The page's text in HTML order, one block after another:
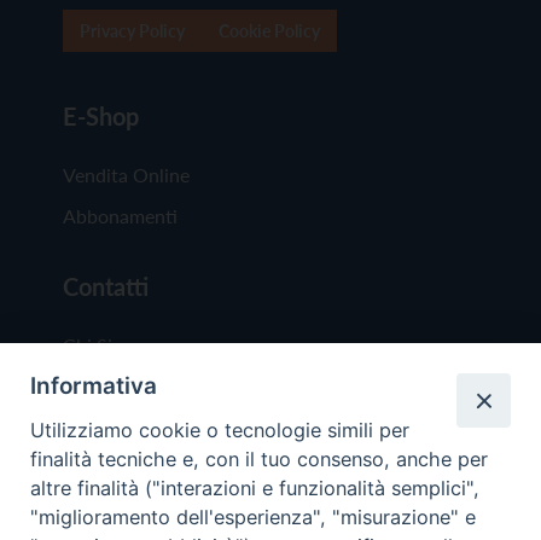
E-Shop
Vendita Online
Abbonamenti
Contatti
Chi Siamo
Redazione
Scrivici
Informativa
Utilizziamo cookie o tecnologie simili per
finalità tecniche e, con il tuo consenso, anche per
altre finalità ("interazioni e funzionalità semplici",
"miglioramento dell'esperienza", "misurazione" e